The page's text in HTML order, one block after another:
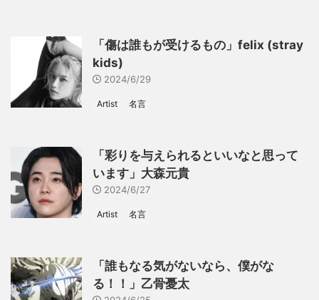
「傷は誰もが受けるもの」felix (stray
kids)
2024/6/29
Artist 名言
「彩りを与えられるといいなと思って
います」大森元貴
2024/6/27
Artist 名言
「誰もなる気がないなら、僕がな
る！！」乙骨憂太